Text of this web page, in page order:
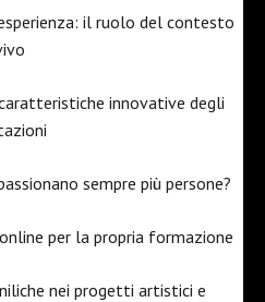
il ruolo del contesto
innovative degli
sempre più persone?
per la propria formazione
nei progetti artistici e